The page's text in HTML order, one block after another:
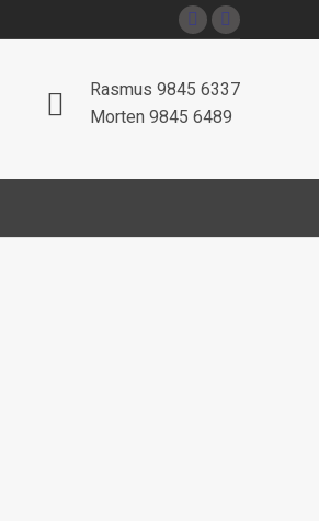
Facebook
opens
in
window
Instagram
opens
in
window
Rasmus 9845 6337
Morten 9845 6489